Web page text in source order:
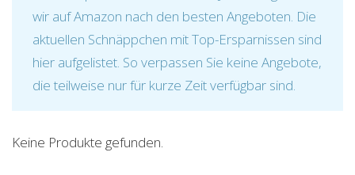
wir auf Amazon nach den besten Angeboten. Die
aktuellen Schnäppchen mit Top-Ersparnissen sind
hier aufgelistet. So verpassen Sie keine Angebote,
die teilweise nur für kurze Zeit verfügbar sind.
Keine Produkte gefunden.